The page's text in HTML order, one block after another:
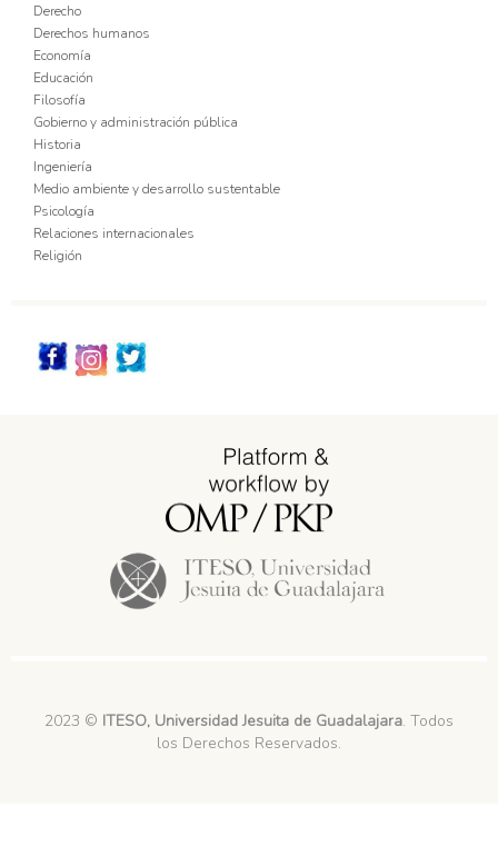
Derecho
Derechos humanos
Economía
Educación
Filosofía
Gobierno y administración pública
Historia
Ingeniería
Medio ambiente y desarrollo sustentable
Psicología
Relaciones internacionales
Religión
Redes_Sociales
2023 © ITESO, Universidad Jesuita de Guadalajara. Todos
los Derechos Reservados.